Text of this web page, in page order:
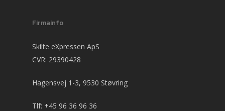
Firmainfo
Skilte eXpressen ApS
CVR: 29390428
Hagensvej 1-3, 9530 Støvring
Tlf: +45 96 36 96 36